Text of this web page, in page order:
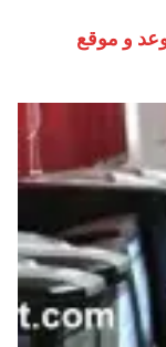
و موقع